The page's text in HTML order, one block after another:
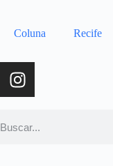
Coluna Recife